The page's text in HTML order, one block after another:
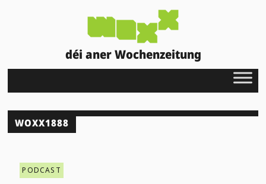
déi aner Wochenzeitung
WOXX1888
PODCAST